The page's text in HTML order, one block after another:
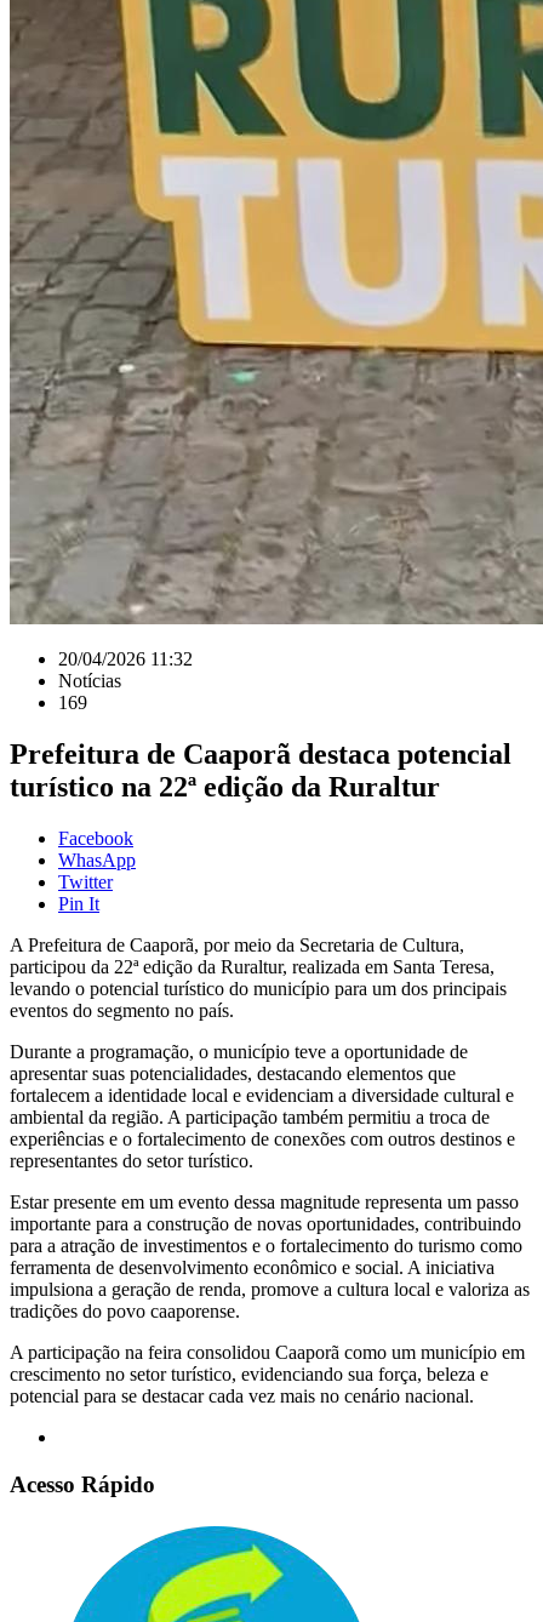
20/04/2026 11:32
Notícias
169
Prefeitura de Caaporã destaca potencial
turístico na 22ª edição da Ruraltur
Facebook
WhasApp
Twitter
Pin It
A Prefeitura de Caaporã, por meio da Secretaria de Cultura,
participou da 22ª edição da Ruraltur, realizada em Santa Teresa,
levando o potencial turístico do município para um dos principais
eventos do segmento no país.
Durante a programação, o município teve a oportunidade de
apresentar suas potencialidades, destacando elementos que
fortalecem a identidade local e evidenciam a diversidade cultural e
ambiental da região. A participação também permitiu a troca de
experiências e o fortalecimento de conexões com outros destinos e
representantes do setor turístico.
Estar presente em um evento dessa magnitude representa um passo
importante para a construção de novas oportunidades, contribuindo
para a atração de investimentos e o fortalecimento do turismo como
ferramenta de desenvolvimento econômico e social. A iniciativa
impulsiona a geração de renda, promove a cultura local e valoriza as
tradições do povo caaporense.
A participação na feira consolidou Caaporã como um município em
crescimento no setor turístico, evidenciando sua força, beleza e
potencial para se destacar cada vez mais no cenário nacional.
Acesso Rápido